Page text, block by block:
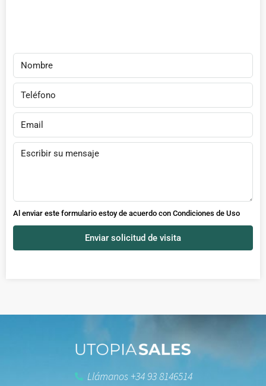
Al enviar este formulario estoy de acuerdo con Condiciones de Uso
Enviar solicitud de visita
Llámanos +34 93 8146514